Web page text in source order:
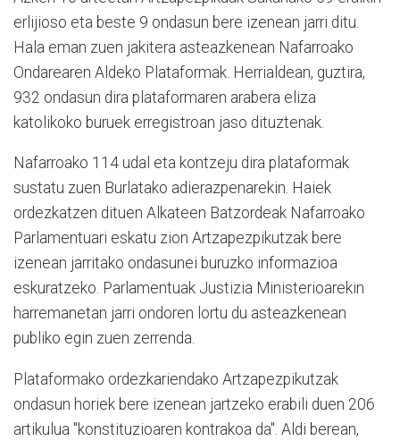
erlijioso eta beste 9 ondasun bere izenean jarri ditu.
Hala eman zuen jakitera asteazkenean Nafarroako
Ondarearen Aldeko Plataformak. Herrialdean, guztira,
932 ondasun dira plataformaren arabera eliza
katolikoko buruek erregistroan jaso dituztenak.
Nafarroako 114 udal eta kontzeju dira plataformak
sustatu zuen Burlatako adierazpenarekin. Haiek
ordezkatzen dituen Alkateen Batzordeak Nafarroako
Parlamentuari eskatu zion Artzapezpikutzak bere
izenean jarritako ondasunei buruzko informazioa
eskuratzeko. Parlamentuak Justizia Ministerioarekin
harremanetan jarri ondoren lortu du asteazkenean
publiko egin zuen zerrenda.
Plataformako ordezkariendako Artzapezpikutzak
ondasun horiek bere izenean jartzeko erabili duen 206
artikulua "konstituzioaren kontrakoa da". Aldi berean,